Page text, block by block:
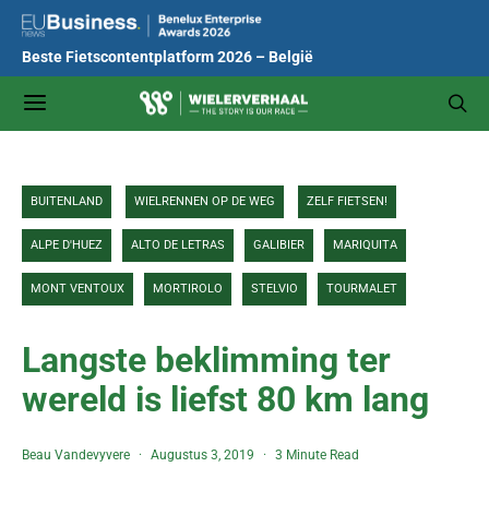
Beste Fietscontentplatform 2026 – België
BUITENLAND WIELRENNEN OP DE WEG ZELF FIETSEN!
ALPE D'HUEZ ALTO DE LETRAS GALIBIER MARIQUITA
MONT VENTOUX MORTIROLO STELVIO TOURMALET
Langste beklimming ter
wereld is liefst 80 km lang
Beau Vandevyvere Augustus 3, 2019 3 Minute Read